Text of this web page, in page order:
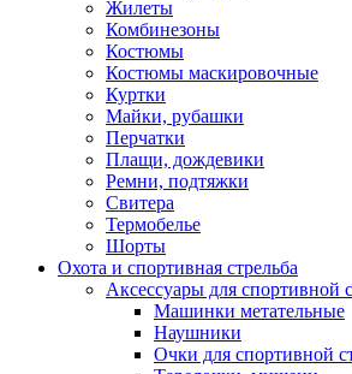
Жилеты
Комбинезоны
Костюмы
Костюмы маскировочные
Куртки
Майки, рубашки
Перчатки
Плащи, дождевики
Ремни, подтяжки
Свитера
Термобелье
Шорты
Охота и спортивная стрельба
Аксессуары для спортивной
Машинки метательные
Наушники
Очки для спортивной